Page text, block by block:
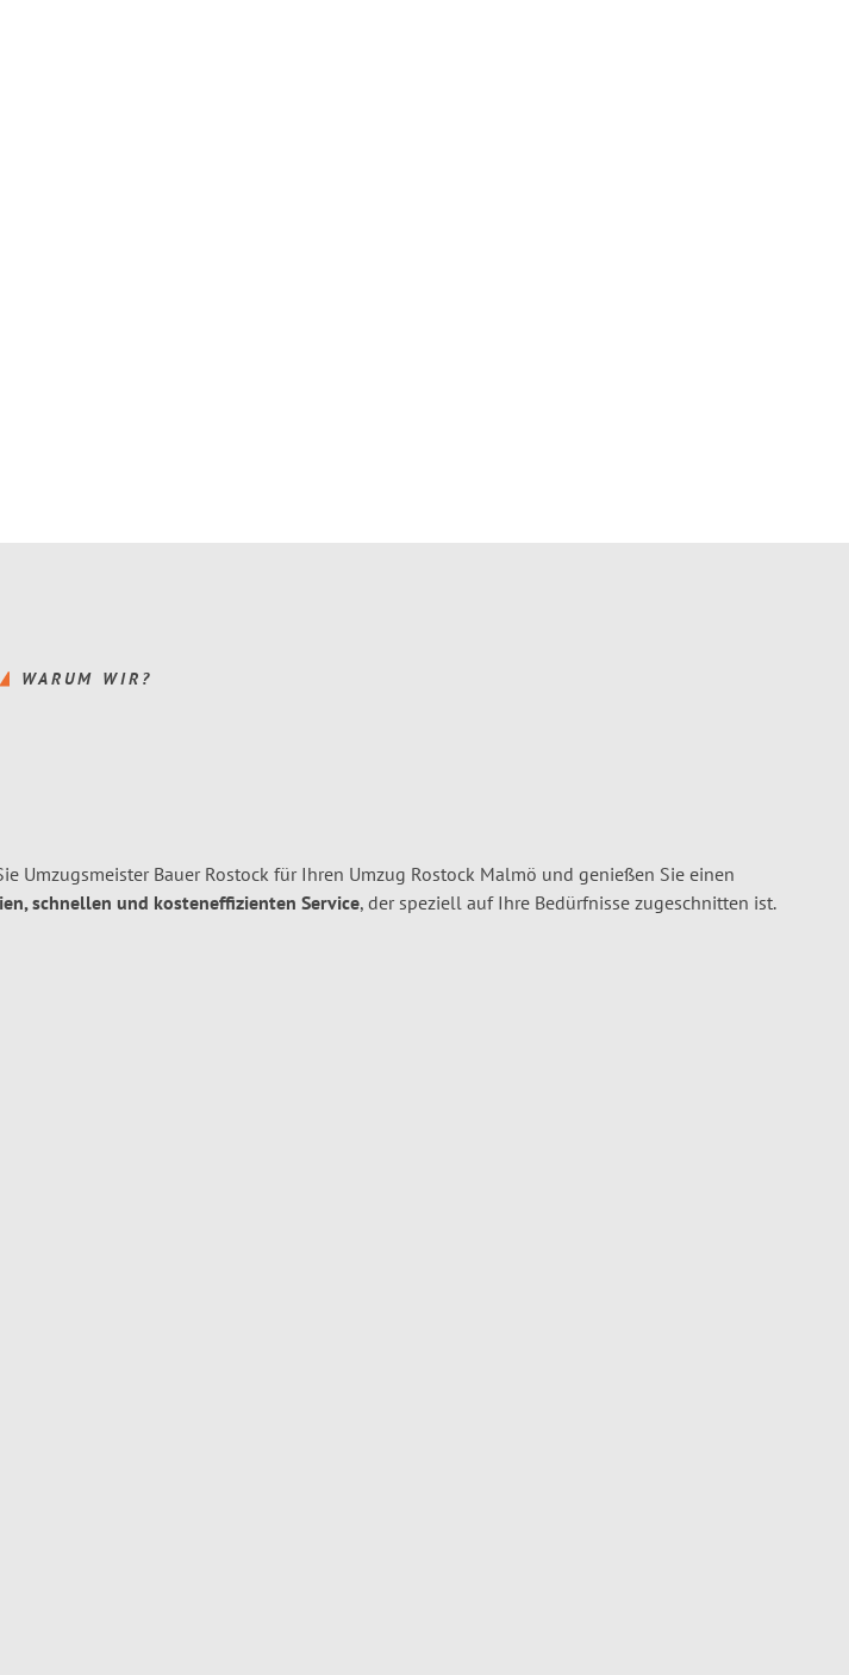
WARUM WIR?
Umzugsmeister Bauer Rostock für Ihren Umzug Rostock Malmö und genießen Sie einen
schnellen und kosteneffizienten Service, der speziell auf Ihre Bedürfnisse zugeschnitten ist.